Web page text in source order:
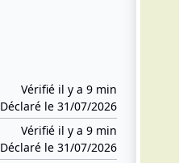
Vérifié il y a 9 min
Déclaré le 31/07/2026
Vérifié il y a 9 min
Déclaré le 31/07/2026